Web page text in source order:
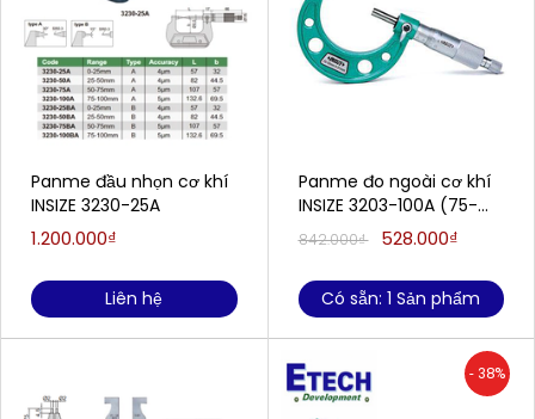
Panme đầu nhọn cơ khí
INSIZE 3230-25A
1.200.000₫
Liên hệ
Panme đo ngoài cơ khí
INSIZE 3203-100A (75-
100mm/0.01mm)
842.000₫ 528.000₫
Có sẵn: 1 Sản phẩm
- 38%